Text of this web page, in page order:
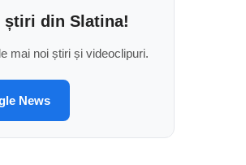
știri din Slatina!
mai noi știri și videoclipuri.
News